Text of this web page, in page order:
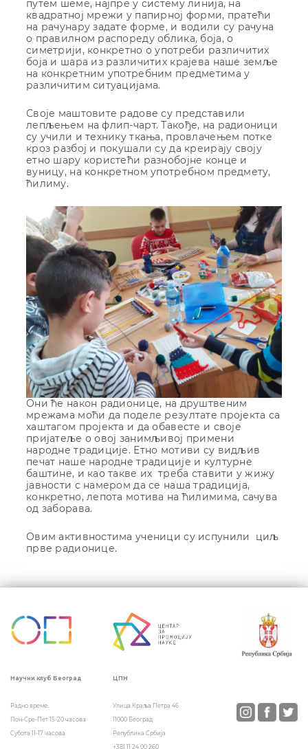
путем шеме, најпре у систему линија, на
квадратној мрежи у папирној форми, пратећи
на рачунару задате форме, и водили су рачуна
о правилном распореду облика, боја, о
симетрији, конкретно о употреби различитих
боја и шара из различитих крајева наше земље
на конкретним употребним предметима у
различитим ситуацијама.
Своје маштовите радове су представили
лепљењем на флип-чарт. Такође, на радионици
су учили и технику ткања, провлачењем потке
кроз разбој и покушали су да креирају своју
етно шару користећи разнобојне конце и
вуницу, на конкретном употребном предмету,
ћилиму.
Они ће након радионице, на друштвеним
мрежама моћи да поделе резултате пројекта са
хаштагом пројекта и да обавесте и своје
пријатеље о овој занимљивој примени
народне традиције. Етно мотиви су видљив
печат наше народне традиције и културне
баштине, и као такве их треба ставити у жижу
јавности с намером да се наша традиција,
конкретно, лепота мотива на ћилимима, сачува
од заборава.
Овим активностима ученици су испунили циљ
прве радионице.
Кретање
Научни клуб Београд
Радно време:
Пон-Сре-Пет 15-20 часова
Субота 11-17 часова
ЦПН
Улица Краља Петра 46
11000 Београд
Република Србија
+381 11 24 00 260